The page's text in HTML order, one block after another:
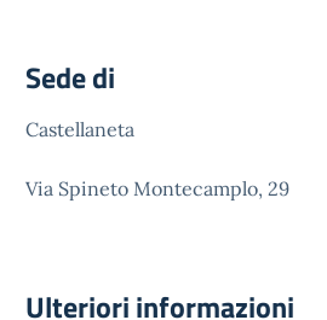
Sede di
Castellaneta
Via Spineto Montecamplo, 29
Ulteriori informazioni